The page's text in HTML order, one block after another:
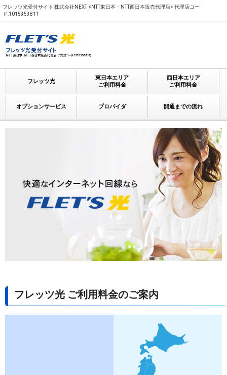
フレッツ光受付サイト 株式会社NEXT <NTT東日本・NTT西日本販売代理店> 代理店コー
ド:1015353811
フレッツ光
東日本エリア
ご利用料金
西日本エリア
ご利用料金
オプションサービス プロバイダ 開通までの流れ
フレッツ光 ご利用料金のご案内